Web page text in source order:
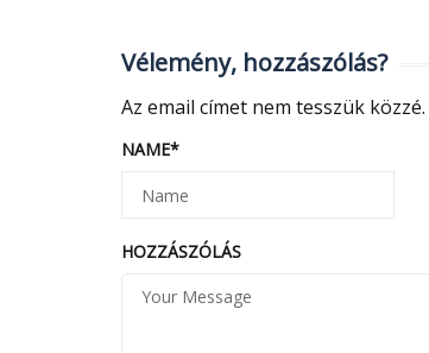
Vélemény, hozzászólás?
Az email címet nem tesszük közzé.
NAME*
HOZZÁSZÓLÁS